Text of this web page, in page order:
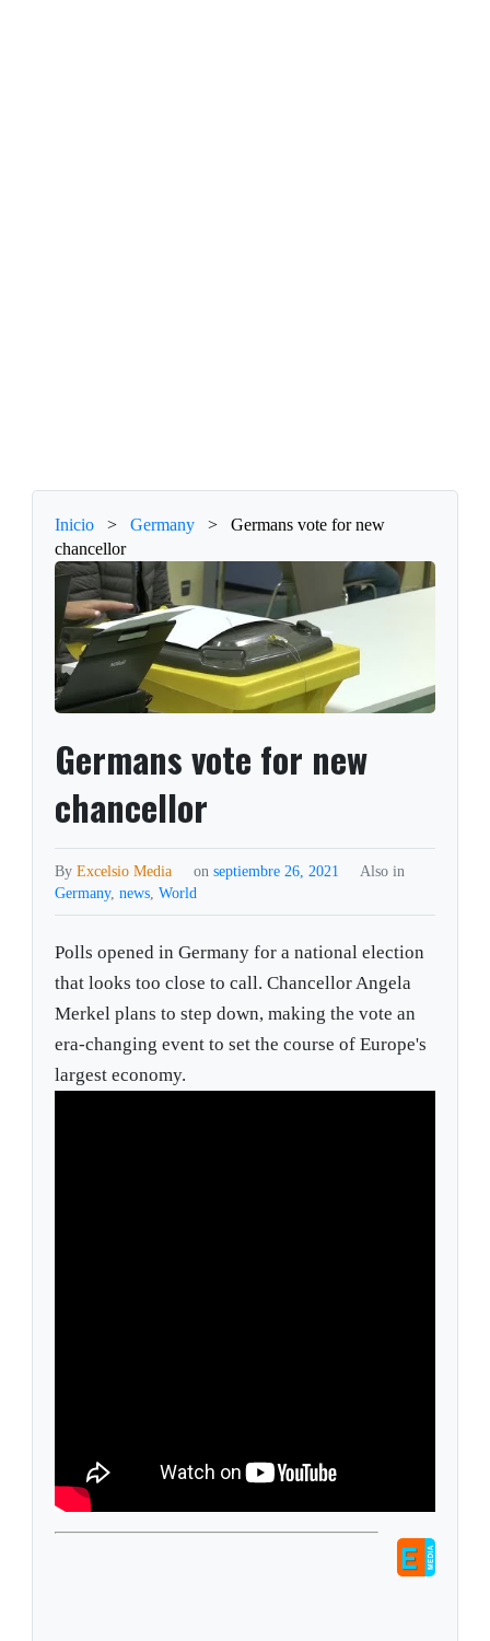
Inicio > Germany >
Germans vote for new
chancellor
Germans vote for new
chancellor
ByExcelsio Media on septiembre 26, 2021
Also in
Germany,news,World
Polls opened in Germany for a national election
that looks too close to call. Chancellor Angela
Merkel plans to step down, making the vote an
era-changing event to set the course of Europe's
largest economy.